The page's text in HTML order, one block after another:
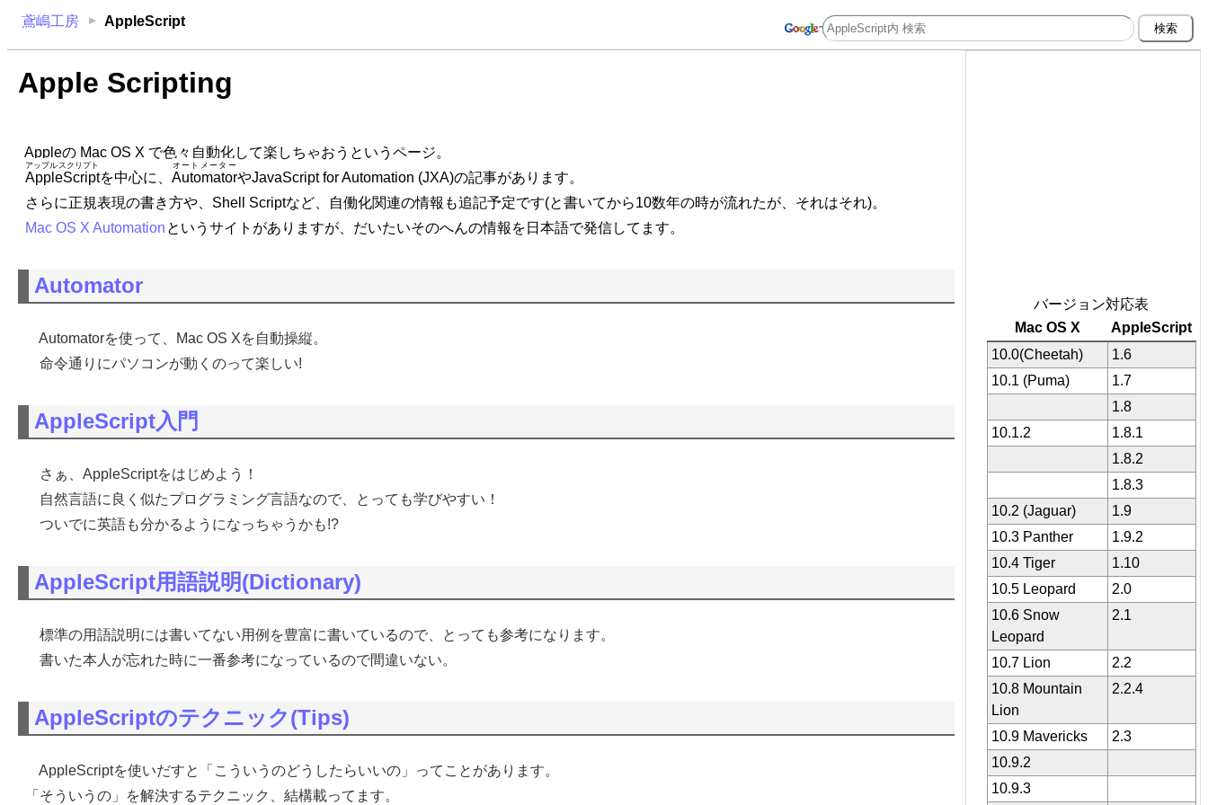
鳶嶋工房 AppleScript
Apple Scripting
Appleの Mac OS X で色々自動化して楽しちゃおうというページ。
AppleScript
アップルスクリプト
を中心に、 Automator
オートメーター
やJavaScript for Automation (JXA)の記事があります。
さらに正規表現の書き方や、Shell Scriptなど、自働化関連の情報も追記予定です(と書いてから10数年の時が流れたが、それはそれ)。
Mac OS X Automation というサイトがありますが、だいたいそのへんの情報を日本語で発信してます。
Automator
Automatorを使って、Mac OS Xを自動操縦。
命令通りにパソコンが動くのって楽しい!
AppleScript入門
さぁ、AppleScriptをはじめよう！
自然言語に良く似たプログラミング言語なので、とっても学びやすい！
ついでに英語も分かるようになっちゃうかも!?
AppleScript用語説明(Dictionary)
標準の用語説明には書いてない用例を豊富に書いているので、とっても参考になります。
書いた本人が忘れた時に一番参考になっているので間違いない。
AppleScriptのテクニック(Tips)
AppleScriptを使いだすと「こういうのどうしたらいいの」ってことがあります。
「そういうの」を解決するテクニック、結構載ってます。
バージョン対応表
Mac OS X
AppleScript
10.0(Cheetah)
1.6
10.1 (Puma)
1.7
1.8
10.1.2
1.8.1
1.8.2
1.8.3
10.2 (Jaguar)
1.9
10.3 Panther
1.9.2
10.4 Tiger
1.10
10.5 Leopard
2.0
10.6 Snow
Leopard
2.1
10.7 Lion
2.2
10.8 Mountain
Lion
2.2.4
10.9 Mavericks
2.3
10.9.2
10.9.3